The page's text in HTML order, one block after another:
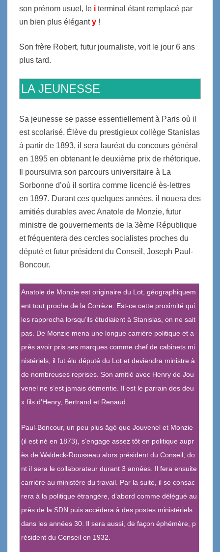
son prénom usuel, le i terminal étant remplacé par
un bien plus éléganty !
Son frère Robert, futur journaliste, voit le jour 6 ans
plus tard.
LA JEUNESSE
Sa jeunesse se passe essentiellement à Paris où il
est scolarisé. Élève du prestigieux collège Stanislas
à partir de 1893, il sera lauréat du concours général
en 1895 en obtenant le deuxième prix de rhétorique.
Il poursuivra son parcours universitaire à La
Sorbonne d’où il sortira comme licencié ès-lettres
en 1897. Durant ces quelques années, il nouera des
amitiés durables avec Anatole de Monzie, futur
ministre de gouvernements de la 3ème République
et fréquentera des cercles socialistes proches du
député et futur président du Conseil, Joseph Paul-
Boncour.
Anatole de Monzie est originaire du Lot, géographiquem
ent tout proche de la Corrèze. Est-ce cette proximité qui
les rapprocha lorsqu’ils étudiaient à Stanislas, on ne sait
pas. De Monzie mena une longue carrière politique et a
près avoir pris ses marques comme chef de cabinets mi
nistériels, il fut élu député du Lot et deviendra ministre à
de nombreuses reprises. Son amitié avec Henry de Jou
venel ne s’est jamais démentie. Il est le parrain des deu
x fils d’Henry, Bertrand et Renaud.
Paul-Boncour, un peu plus âgé que Jouvenel et Monzie
(il est né en 1873), s’engage assez tôt en politique aupr
ès de Waldeck-Rousseau alors président du Conseil, do
nt il sera le collaborateur durant 3 années. Il fera ensuite
carrière au ministère du travail. Par la suite, il se consac
rera à la politique étrangère, d’abord comme délégué au
près de la SDN puis accédera à des postes ministériels
dans les années 30. Il sera aussi, de façon éphémère, p
résident du Conseil en 1932.